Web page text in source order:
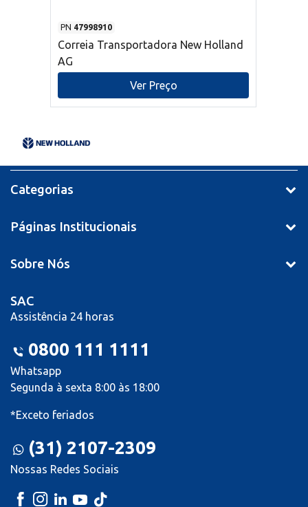
PN 47998910
Correia Transportadora New Holland
AG
Ver Preço
Categorias
Páginas Institucionais
Sobre Nós
SAC
Assistência 24 horas
0800 111 1111
Whatsapp
Segunda à sexta 8:00 às 18:00
*Exceto feriados
(31) 2107-2309
Nossas Redes Sociais